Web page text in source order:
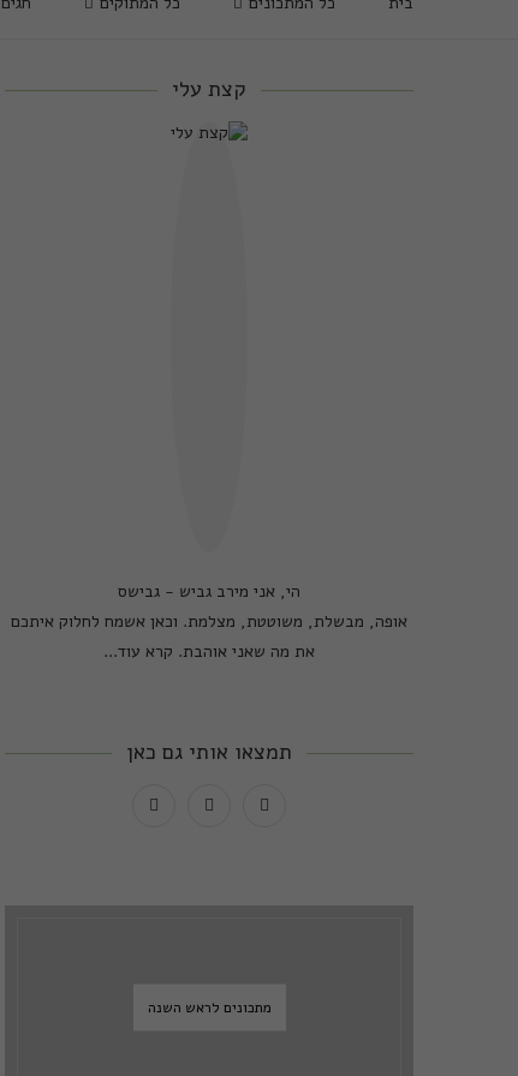
קצת עלי
הי, אני מירב גביש - גבישס
אופה, מבשלת, משוטטת, מצלמת. וכאן אשמח לחלוק איתכם
את מה שאני אוהבת. קרא עוד...
תמצאו אותי גם כאן
מתכונים לראש השנה